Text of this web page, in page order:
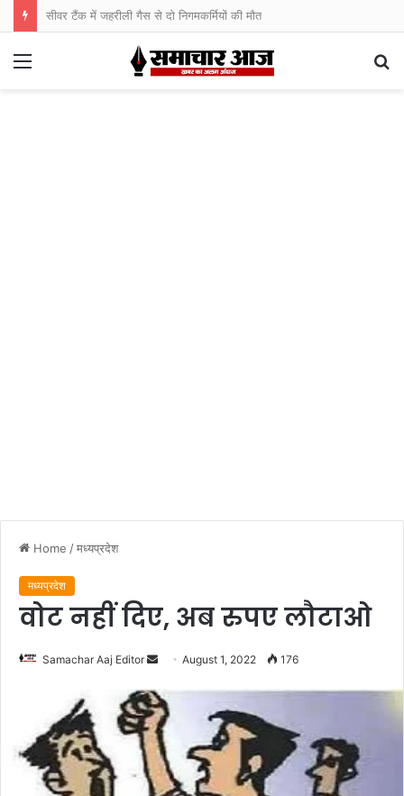
सीवर टैंक में जहरीली गैस से दो निगमकर्मियों की मौत
Menu
Home /मध्यप्रदेश
मध्यप्रदेश
वोट नहीं दिए, अब रुपए लौटाओ
Samachar Aaj Editor
Send
email
August 1, 2022 176